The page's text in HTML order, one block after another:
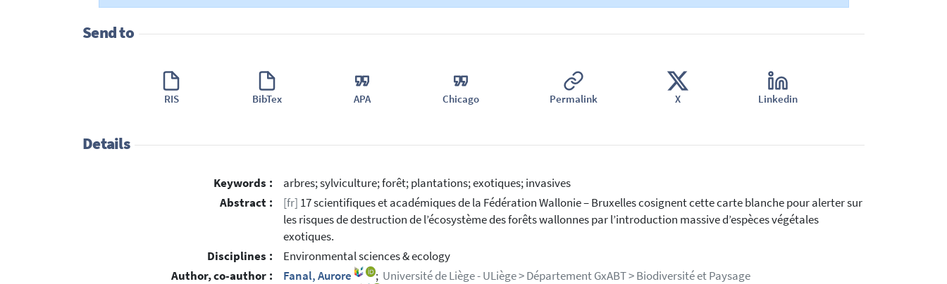
Send to
RIS BibTex APA Chicago Permalink X Linkedin
Details
Keywords :
arbres; sylviculture; forêt; plantations; exotiques; invasives
Abstract :
[fr] 17 scientifiques et académiques de la Fédération Wallonie – Bruxelles cosignent cette carte blanche pour alerter sur
les risques de destruction de l’écosystème des forêts wallonnes par l’introduction massive d’espèces végétales
exotiques.
Disciplines :
Environmental sciences & ecology
Author, co-author :
Fanal, Aurore ; Université de Liège - ULiège > Département GxABT > Biodiversité et Paysage